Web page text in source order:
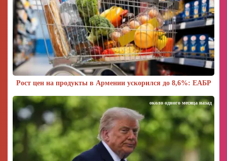
Рост цен на продукты в Армении ускорился до 8,6%: ЕАБР
около одного месяца назад